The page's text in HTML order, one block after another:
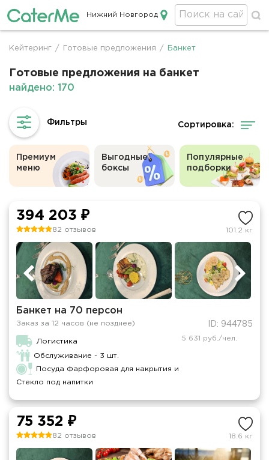
Кейтеринг в Нижнем Новгороде
Нижний Новгород
Строка
Кейтеринг / Готовые предложения / Банкет
Готовые предложения на банкет
найдено: 170
Сортировка:
Премиум
меню
Выгодные
боксы
Популярные
подборки
394 203 ₽
82 отзывов 101.2 кг
Банкет на 70 персон
Заказ за 12 часов (не позднее) ID: 944785
Логистика
Обслуживание - 3 шт.
Посуда Фарфоровая для накрытия и
Стекло под напитки
5 631 руб./чел.
75 352 ₽
82 отзывов 18.6 кг